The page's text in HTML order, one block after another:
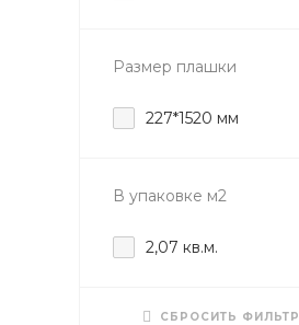
Размер плашки
227*1520 мм
В упаковке м2
2,07 кв.м.
СБРОСИТЬ ФИЛЬТР